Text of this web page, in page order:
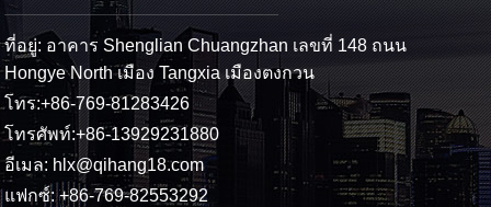
ที่อยู่: อาคาร Shenglian Chuangzhan เลขที่ 148 ถนน
Hongye North เมือง Tangxia เมืองตงกวน
โทร:+86-769-81283426
โทรศัพท์:+86-13929231880
อีเมล: hlx@qihang18.com
แฟกซ์: +86-769-82553292